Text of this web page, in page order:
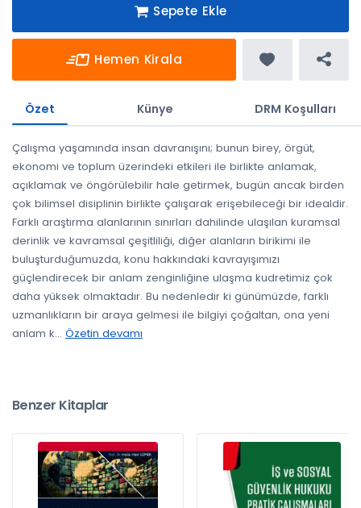
Sepete Ekle
Hemen Kirala
Özet Künye DRM Koşulları
Çalışma yaşamında insan davranışını; bunun birey, örgüt,
ekonomi ve toplum üzerindeki etkileri ile birlikte anlamak,
açıklamak ve öngörülebilir hale getirmek, bugün ancak birden
çok bilimsel disiplinin birlikte çalışarak erişebileceği bir idealdir.
Farklı araştırma alanlarının sınırları dahilinde ulaşılan kuramsal
derinlik ve kavramsal çeşitliliği, diğer alanların birikimi ile
buluşturduğumuzda, konu hakkındaki kavrayışımızı
güçlendirecek bir anlam zenginliğine ulaşma kudretimiz çok
daha yüksek olmaktadır. Bu nedenledir ki günümüzde, farklı
uzmanlıkların bir araya gelmesi ile bilgiyi çoğaltan, ona yeni
anlam k... Özetin devamı
Benzer Kitaplar